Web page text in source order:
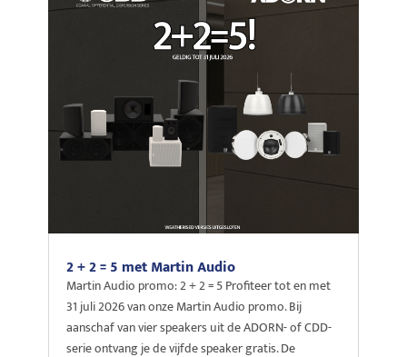
2 + 2 = 5 met Martin Audio
Martin Audio promo: 2 + 2 = 5 Profiteer tot en met
31 juli 2026 van onze Martin Audio promo. Bij
aanschaf van vier speakers uit de ADORN- of CDD-
serie ontvang je de vijfde speaker gratis. De